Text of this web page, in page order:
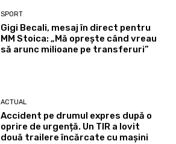
SPORT
Gigi Becali, mesaj în direct pentru
MM Stoica: „Mă oprește când vreau
să arunc milioane pe transferuri”
ACTUAL
Accident pe drumul expres după o
oprire de urgență. Un TIR a lovit
două trailere încărcate cu mașini